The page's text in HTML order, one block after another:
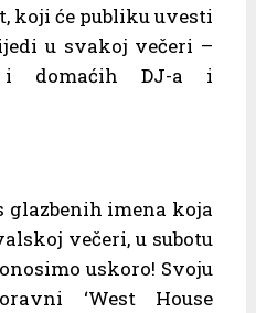
koji će publiku uvesti
u svakoj večeri –
i domaćih DJ-a i
imena koja
večeri, u subotu
uskoro! Svoju
‘West House